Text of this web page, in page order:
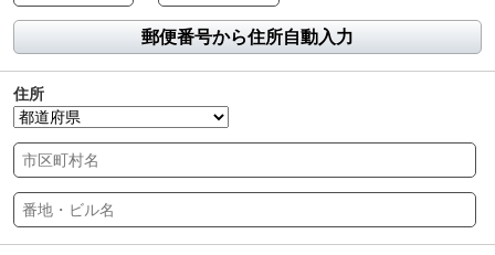
郵便番号から住所自動入力
住所